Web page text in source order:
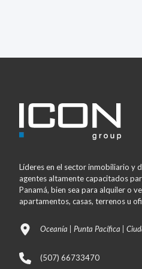
Líderes en el sector inmobiliario y
agentes altamente capacitados
Panamá, bien sea para alquiler o
apartamentos, casas, terrenos u
Oceanía | Punta Pacífica |
(507) 66733470